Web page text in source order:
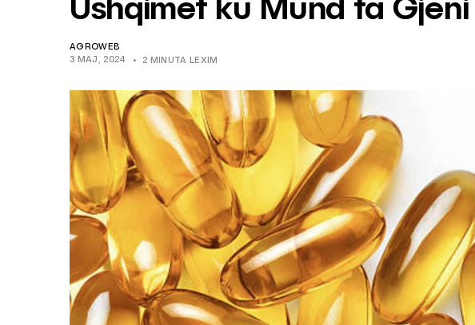
Ushqimet ku Mund ta Gjeni
AGROWEB
3 MAJ, 2024
2 MINUTA LEXIM